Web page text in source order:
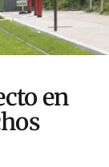
en